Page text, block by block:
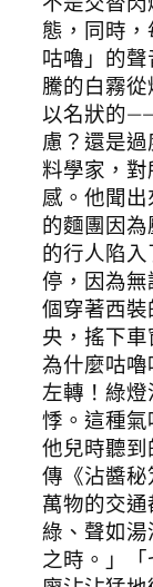
態，同時
咕嚕」的
騰的白霧
以名狀的
慮？還是
料學家，
感。他聞
的麵團因
的行人陷
停，因為
個穿著西
央，搖下
為什麼咕
左轉！綠
悸。這種
他兒時聽
傳《沾醬
萬物的交
綠、聲如
之時。」「